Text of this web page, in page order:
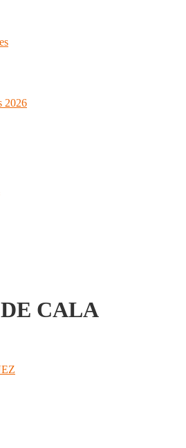
2026
CALA